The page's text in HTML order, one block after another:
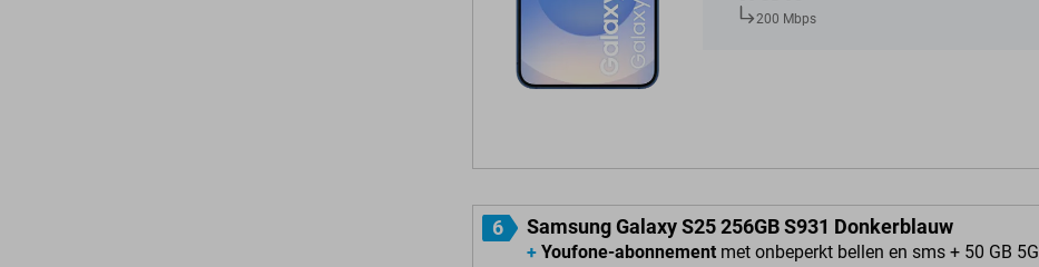
200 Mbps
6 Samsung Galaxy S25 256GB S931 Donkerblauw
+ Youfone-abonnement met onbeperkt bellen en sms + 50 GB 5G